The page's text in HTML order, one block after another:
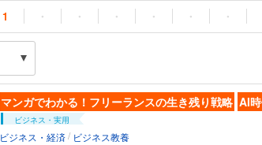
1 ・ ・ ・ ・ ・ ・
マンガでわかる！フリーランスの生き残り戦略 AI時
ビジネス・実用
ビジネス・経済/ ビジネス教養